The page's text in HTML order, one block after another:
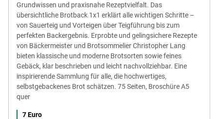
Grundwissen und praxisnahe Rezeptvielfalt. Das
übersichtliche Brotback 1x1 erklärt alle wichtigen Schritte –
von Sauerteig und Vorteigen über Teigführung bis zum
perfekten Backergebnis. Erprobte und gelingsichere Rezepte
von Bäckermeister und Brotsommelier Christopher Lang
bieten klassische und moderne Brotsorten sowie feines
Gebäck, klar beschrieben und leicht nachvollziehbar. Eine
inspirierende Sammlung für alle, die hochwertiges,
selbstgebackenes Brot schätzen. 75 Seiten, Broschüre A5
quer
7 Euro